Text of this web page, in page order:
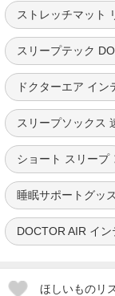
ストレッチマット
スリープテック
ドクターエア イン
スリープソックス
ショート スリープ
睡眠サポートグッ
DOCTOR AIR イン
ほしいものリ